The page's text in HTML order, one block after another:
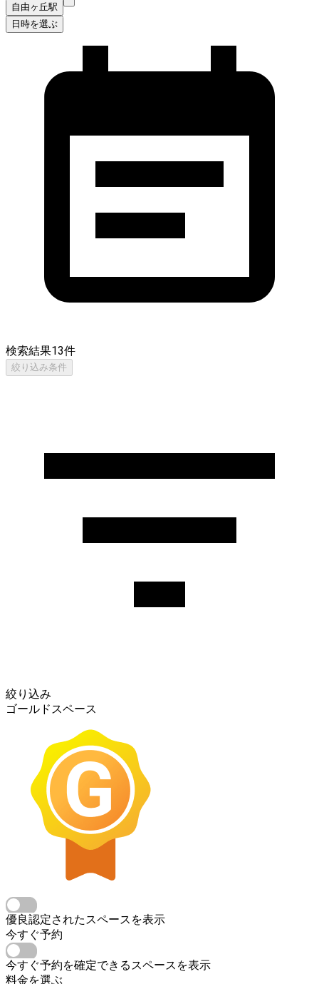
自由ヶ丘駅
日時を選ぶ
検索結果13件
絞り込み条件
絞り込み
ゴールドスペース
優良認定されたスペースを表示
今すぐ予約
今すぐ予約を確定できるスペースを表示
料金を選ぶ